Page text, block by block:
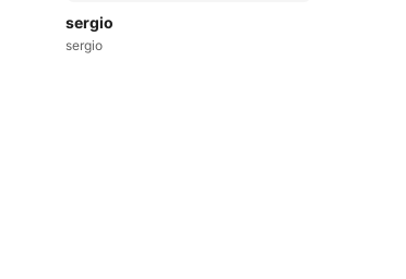
sergio
sergio